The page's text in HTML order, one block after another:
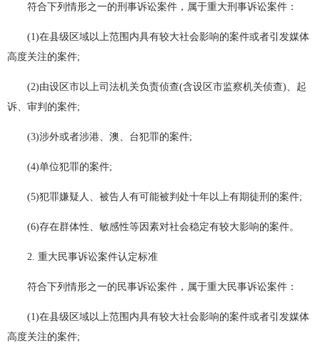
符合下列情形之一的刑事诉讼案件，属于重大刑事诉讼案件：
(1)在县级区域以上范围内具有较大社会影响的案件或者引发媒体
高度关注的案件;
(2)由设区市以上司法机关负责侦查(含设区市监察机关侦查)、起
诉、审判的案件;
(3)涉外或者涉港、澳、台犯罪的案件;
(4)单位犯罪的案件;
(5)犯罪嫌疑人、被告人有可能被判处十年以上有期徒刑的案件;
(6)存在群体性、敏感性等因素对社会稳定有较大影响的案件。
2. 重大民事诉讼案件认定标准
符合下列情形之一的民事诉讼案件，属于重大民事诉讼案件：
(1)在县级区域以上范围内具有较大社会影响的案件或者引发媒体
高度关注的案件;